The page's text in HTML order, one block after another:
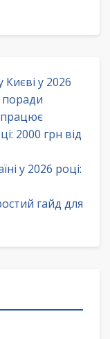
у 2026
поради
працює
2000 грн від
у 2026 році:
гайд для